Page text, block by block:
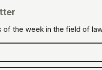
of the week in the field of